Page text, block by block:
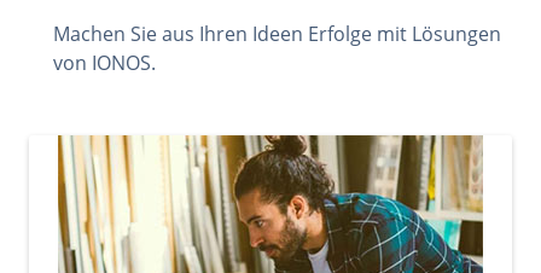
Machen Sie aus Ihren Ideen Erfolge mit Lösungen
von IONOS.